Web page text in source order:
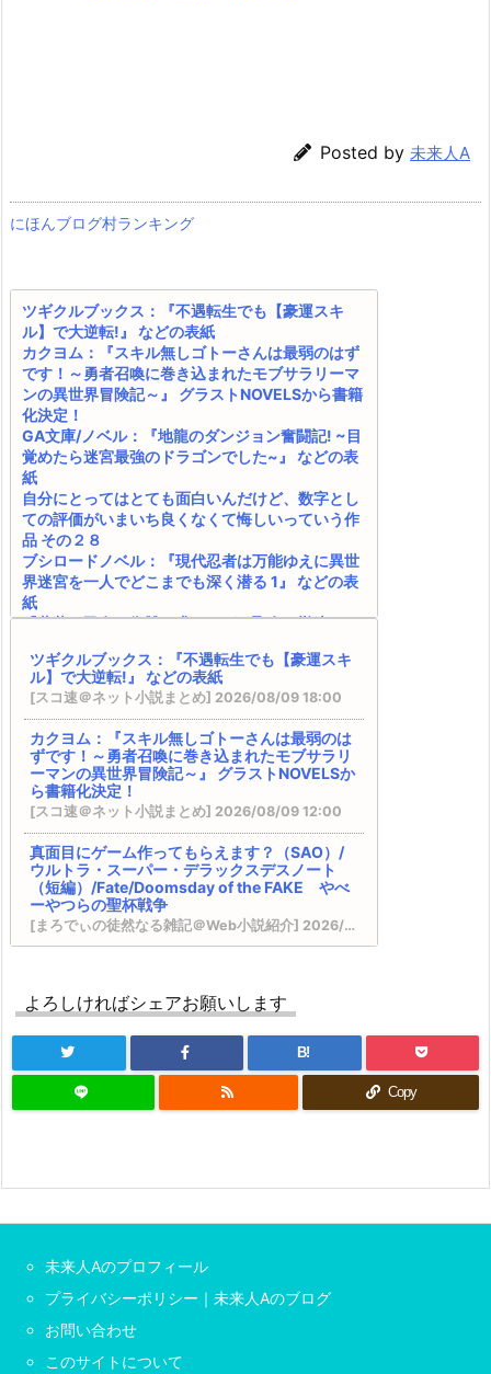
Posted by 未来人A
にほんブログ村ランキング
ツギクルブックス：『不遇転生でも【豪運スキ
ル】で大逆転!』 などの表紙
カクヨム：『スキル無しゴトーさんは最弱のはず
です！～勇者召喚に巻き込まれたモブサラリーマ
ンの異世界冒険記～』 グラストNOVELSから書籍
化決定！
GA文庫/ノベル：『地龍のダンジョン奮闘記! ~目
覚めたら迷宮最強のドラゴンでした~』 などの表
紙
自分にとってはとても面白いんだけど、数字とし
ての評価がいまいち良くなくて悔しいっていう作
品 その２８
ブシロードノベル：『現代忍者は万能ゆえに異世
界迷宮を一人でどこまでも深く潜る 1』 などの表
紙
『薄暮の乙女は復讐を求めるが、聖女と勘違いさ
Ｋは、元日本人転生者の英雄一家に拾われ異世界
で生きる事にした ～授かった『創造魔法』で最
強の剣は作れない～』
電撃文庫：『落ちぶれ天才令嬢のご奉仕で凡人の
俺は最強になる ~魔力を失って落ちこぼれたお嬢
様を救ったらキスをせがまれています~』 などの
表紙
カクヨム：『終末世界の帰還錬金術師 ～日本に
戻ったら人類と悪魔が戦争をしていましたが、異
世界で勇者になれなかった俺達はスルーして適当
に生きたいと思います～』 書籍化決定！
SQEXノベル：『天才魔法オタクが追放されて辺
境領主になったら、こうなりました! 1』 などの表
紙
じけない ~追放された呪われ王女は隠れた才能で
一から幸せを掴みます~』 などの表紙
『異世界★魔法少女― 転生初日に聖女扱いされま
したが、変身が罰ゲームすぎます！ ―』 『臆病魔
術師、カレンの激情 ～ダンジョンという楽園
は、君達に夢を見せるか～』
ったよな?剣の魔法じゃなくてさ? ~ギフト「剣魔
カクヨム：『スキル無しゴトーさんは最弱のはず
ンの異世界冒険記～』 スターツ出版グラストNOV
ELSから書籍化決定！
ドラゴンノベルス：『幼馴染のS級パーティーか
ら追放された聖獣使い。万能支援魔法と仲間を増
やして最強へ! 5』 などの表紙
ツギクルブックス：『不遇転生でも【豪運スキ
ル】で大逆転!』 などの表紙
[スコ速＠ネット小説まとめ] 2026/08/09 18:00
カクヨム：『スキル無しゴトーさんは最弱のは
ずです！～勇者召喚に巻き込まれたモブサラリ
ーマンの異世界冒険記～』 グラストNOVELSか
ら書籍化決定！
[スコ速＠ネット小説まとめ] 2026/08/09 12:00
真面目にゲーム作ってもらえます？（SAO）/
ウルトラ・スーパー・デラックスデスノート
（短編）/Fate/Doomsday of the FAKE やべ
ーやつらの聖杯戦争
[まろでぃの徒然なる雑記＠Web小説紹介] 2026/08/09 08:20
の表紙
[スコ速＠ネット小説まとめ] 2026/08/08 18:00
自分にとってはとても面白いんだけど、数字と
しての評価がいまいち良くなくて悔しいってい
う作品 その２８
生】
ブシロードノベル：『現代忍者は万能ゆえに異
世界迷宮を一人でどこまでも深く潜る 1』 など
の表紙
[スコ速＠ネット小説まとめ] 2026/08/07 18:00
『薄暮の乙女は復讐を求めるが、聖女と勘違い
されています』 『学校に行きたくない引きこも
よろしければシェアお願いします
B!
Copy
未来人Aのプロフィール
プライバシーポリシー｜未来人Aのブログ
お問い合わせ
このサイトについて